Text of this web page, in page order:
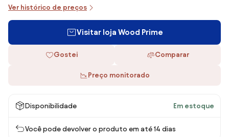
Ver histórico de preços
Visitar loja Wood Prime
Gostei Comparar
Preço monitorado
Disponibilidade Em estoque
Você pode devolver o produto em até 14 dias